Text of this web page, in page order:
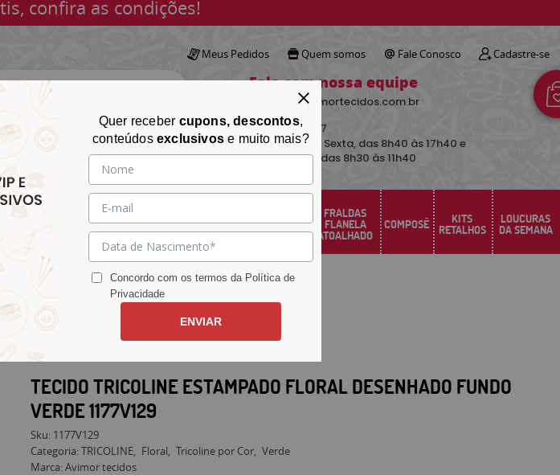
confira as condições!
Meus Pedidos Quem somos Fale Conosco Cadastre-se
Fale com nossa equipe
contato@avimortecidos.com.br
(34)3219-5157
De Segunda a Sexta, das 8h40 às 17h40 e
aos sábados das 8h30 às 11h40
AVIAMENTOS
&
ACESSÓRIOS
PARA
DECORAÇÃO
PERCAL SANTA FÉ
FRALDAS
FLANELA
ATOALHADO
COMPOSÊ KITS
RETALHOS
LOUCURAS
DA SEMANA
TECIDO TRICOLINE ESTAMPADO FLORAL DESENHADO FUNDO
VERDE 1177V129
Sku: 1177V129
Categoria:TRICOLINE Floral Tricoline por Cor Verde
Marca:Avimor tecidos
Quer receber cupons, descontos,
conteúdosexclusivose muito mais?
Concordo com os termos da Política de
Privacidade
ENVIAR